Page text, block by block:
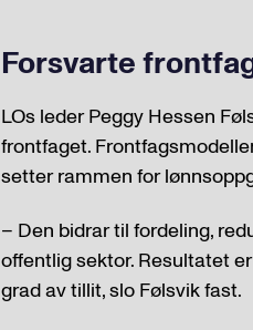
Forsvarte
LOs leder Peggy Hessen
frontfaget.
setter rammen for
– Den bidrar til fordeling,
offentlig sektor. Resultatet
grad av tillit, slo Følsvik fast.